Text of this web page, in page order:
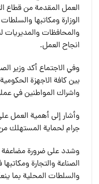
العمل المقدمة من قطاع
الوزارة ومكاتبها
والمحافظات والمديريات
انجاح العمل.
وفي الاجتماع أكد وزير
بين كافة الاجهزة
واشراك المواطنين في
وأشار إلى أهمية العمل
جرام لحماية المستهلك
وشدد على ضرورة مضاعفة
الصناعة والتجارة
والسلطات المحلية بما